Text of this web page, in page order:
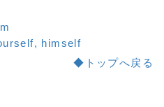
himself
◆トップへ戻る